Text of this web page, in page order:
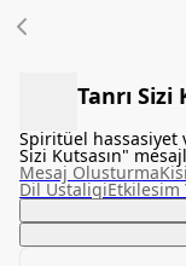
Tanrı Sizi
Spiritüel hassasiyet
Sizi Kutsasın"
Mesaj Olusturma
Dil UstaligiEtkilesim